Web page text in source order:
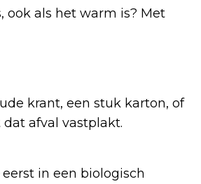
ook als het warm is? Met
krant, een stuk karton, of
afval vastplakt.
in een biologisch